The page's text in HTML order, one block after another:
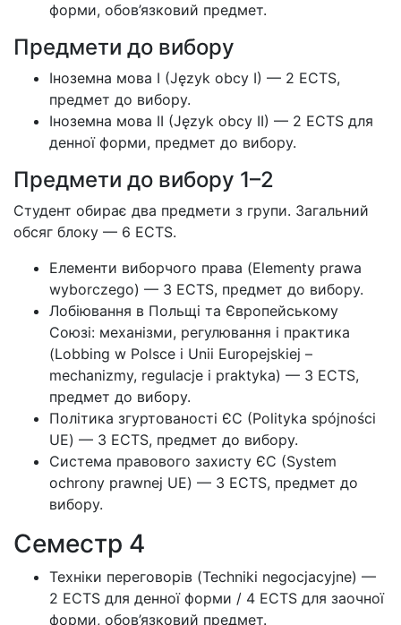
форми, обов’язковий предмет.
Предмети до вибору
Іноземна мова I (Język obcy I) — 2 ECTS,
предмет до вибору.
Іноземна мова II (Język obcy II) — 2 ECTS для
денної форми, предмет до вибору.
Предмети до вибору 1–2
Студент обирає два предмети з групи. Загальний
обсяг блоку — 6 ECTS.
Елементи виборчого права (Elementy prawa
wyborczego) — 3 ECTS, предмет до вибору.
Лобіювання в Польщі та Європейському
Союзі: механізми, регулювання і практика
(Lobbing w Polsce i Unii Europejskiej –
mechanizmy, regulacje i praktyka) — 3 ECTS,
предмет до вибору.
Політика згуртованості ЄС (Polityka spójności
UE) — 3 ECTS, предмет до вибору.
Система правового захисту ЄС (System
ochrony prawnej UE) — 3 ECTS, предмет до
вибору.
Семестр 4
Техніки переговорів (Techniki negocjacyjne) —
2 ECTS для денної форми / 4 ECTS для заочної
форми, обов’язковий предмет.